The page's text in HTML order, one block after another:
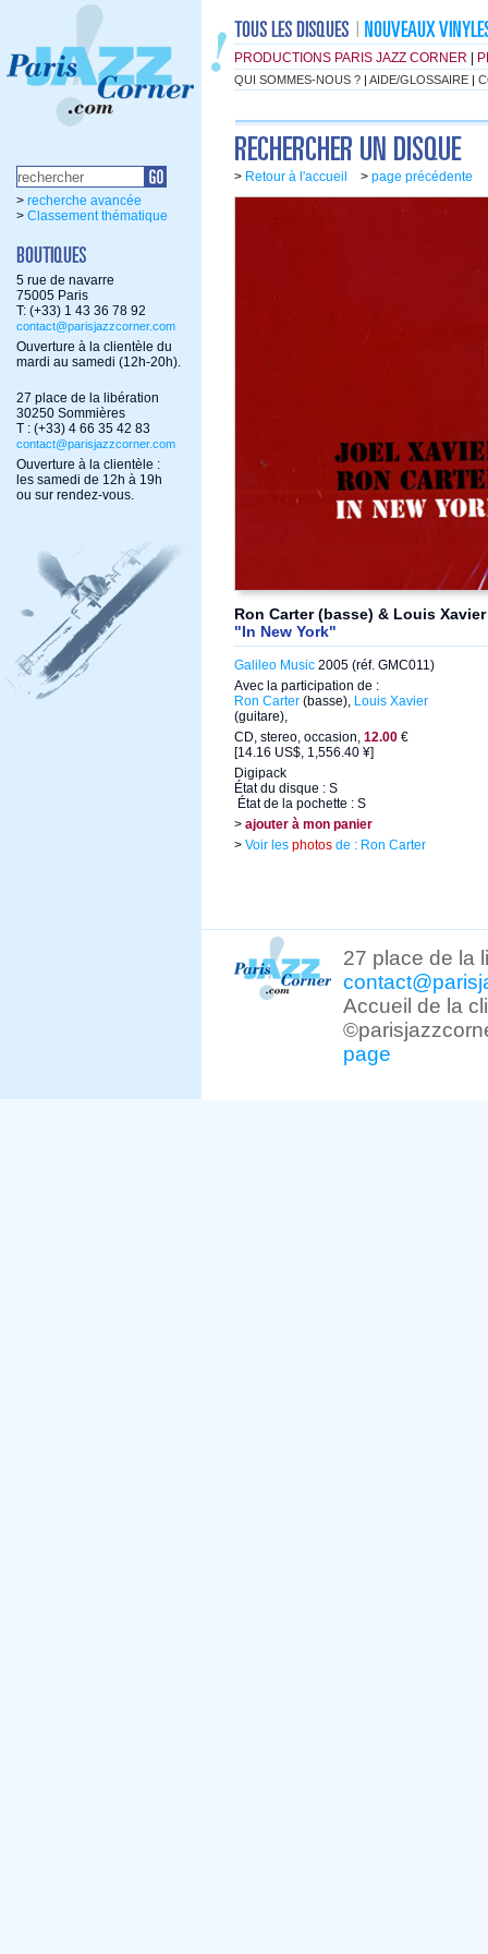
PRODUCTIONS PARIS JAZZ CORNER
QUI SOMMES-NOUS ? | AIDE/GLOSSAIRE |
> recherche avancée
> Classement thématique
5 rue de navarre
75005 Paris
T: (+33) 1 43 36 78 92
contact@parisjazzcorner.com
Ouverture à la clientèle du
mardi au samedi (12h-20h).
27 place de la libération
30250 Sommières
T : (+33) 4 66 35 42 83
contact@parisjazzcorner.com
Ouverture à la clientèle :
les samedi de 12h à 19h
ou sur rendez-vous.
> Retour à l'accueil > page précédente
Ron Carter (basse) & Louis
"In New York"
Galileo Music 2005 (réf. GMC011)
Avec la participation de :
Ron Carter (basse), Louis Xavier
(guitare),
CD, stereo, occasion, 12.00 €
[14.16 US$, 1,556.40 ¥]
Digipack
État du disque : S
État de la pochette : S
> ajouter à mon panier
> Voir les photos de : Ron Carter
27 place de la
Accueil de la
page